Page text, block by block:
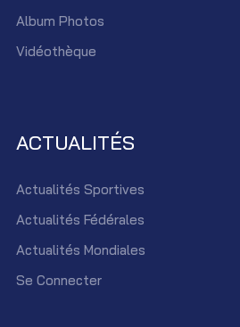
Album Photos
Vidéothèque
ACTUALITÉS
Actualités Sportives
Actualités Fédérales
Actualités Mondiales
Se Connecter